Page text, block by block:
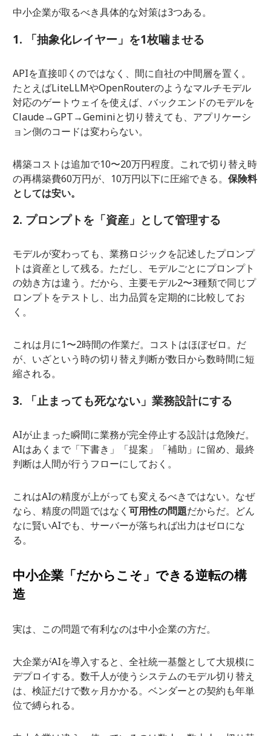
中小企業が取るべき具体的な対策は3つある。
1. 「抽象化レイヤー」を1枚噛ませる
APIを直接叩くのではなく、間に自社の中間層を置く。
たとえばLiteLLMやOpenRouterのようなマルチモデル
対応のゲートウェイを使えば、バックエンドのモデルを
Claude→GPT→Geminiと切り替えても、アプリケーシ
ョン側のコードは変わらない。
構築コストは追加で10〜20万円程度。これで切り替え時
の再構築費60万円が、10万円以下に圧縮できる。 保険料
としては安い。
2. プロンプトを「資産」として管理する
モデルが変わっても、業務ロジックを記述したプロンプ
トは資産として残る。ただし、モデルごとにプロンプト
の効き方は違う。だから、主要モデル2〜3種類で同じプ
ロンプトをテストし、出力品質を定期的に比較してお
く。
これは月に1〜2時間の作業だ。コストはほぼゼロ。だ
が、いざという時の切り替え判断が数日から数時間に短
縮される。
3. 「止まっても死なない」業務設計にする
AIが止まった瞬間に業務が完全停止する設計は危険だ。
AIはあくまで「下書き」「提案」「補助」に留め、最終
判断は人間が行うフローにしておく。
これはAIの精度が上がっても変えるべきではない。なぜ
なら、精度の問題ではなく 可用性の問題だからだ。どん
なに賢いAIでも、サーバーが落ちれば出力はゼロにな
る。
中小企業「だからこそ」できる逆転の構
造
実は、この問題で有利なのは中小企業の方だ。
大企業がAIを導入すると、全社統一基盤として大規模に
デプロイする。数千人が使うシステムのモデル切り替え
は、検証だけで数ヶ月かかる。ベンダーとの契約も年単
位で縛られる。